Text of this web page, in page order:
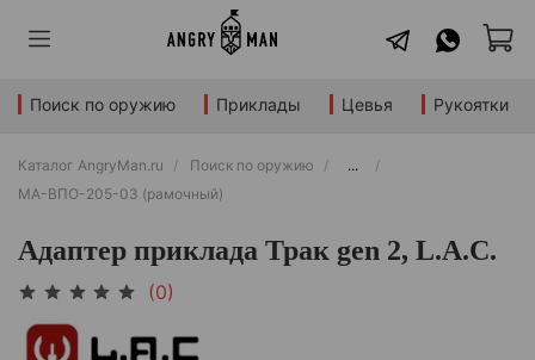
Поиск по оружию Приклады Цевья Рукоятки
Каталог AngryMan.ru Поиск по оружию
...
МА-ВПО-205-03 (рамочный)
Адаптер приклада Трак gen 2, L.A.C.
(0)